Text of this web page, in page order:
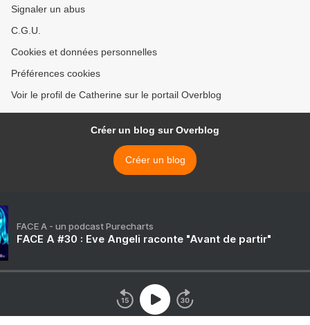
Signaler un abus
C.G.U.
Cookies et données personnelles
Préférences cookies
Voir le profil de Catherine sur le portail Overblog
Créer un blog sur Overblog
Créer un blog
FACE A - un podcast Purecharts
FACE A #30 : Eve Angeli raconte "Avant de partir"